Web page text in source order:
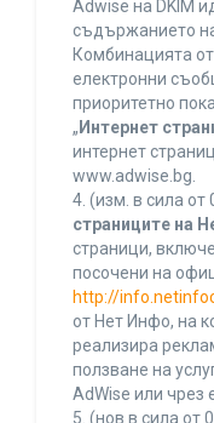
Adwise на DKIM
съдържанието
Комбинацията
електронни
приоритетно
„ Интернет
интернет
www.adwise.bg.
4. (изм. в сила от
страниците на
страници,
посочени на
http://
от Нет Инфо, на
реализира
ползване на
AdWise или чрез
5. (нов в сила от